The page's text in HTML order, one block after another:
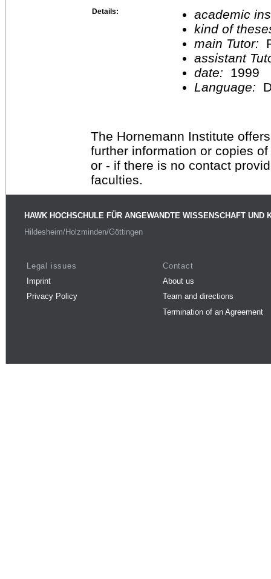
Details:
academic
kind of
main Tutor:
assistant
date:
1999
Language:
The Hornemann Institute
further information or copies
or - if there is no contact
faculties.
HAWK HOCHSCHULE FÜR ANGEWANDTE WISSENSCHAFT UND
Hildesheim/Holzminden/Göttingen
Legal issues
Imprint
Privacy Policy
Contact
About us
Team and directions
Termination of an Agreement